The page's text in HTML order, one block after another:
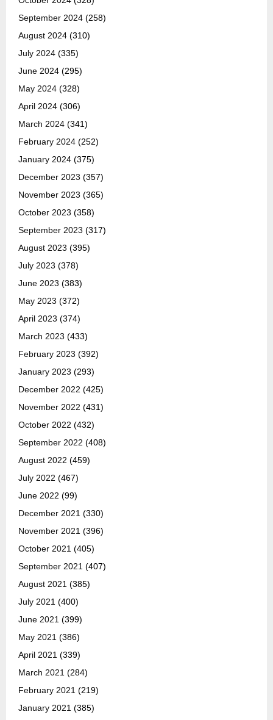
September 2024 (258)
August 2024 (310)
July 2024 (335)
June 2024 (295)
May 2024 (328)
April 2024 (306)
March 2024 (341)
February 2024 (252)
January 2024 (375)
December 2023 (357)
November 2023 (365)
October 2023 (358)
September 2023 (317)
August 2023 (395)
July 2023 (378)
June 2023 (383)
May 2023 (372)
April 2023 (374)
March 2023 (433)
February 2023 (392)
January 2023 (293)
December 2022 (425)
November 2022 (431)
October 2022 (432)
September 2022 (408)
August 2022 (459)
July 2022 (467)
June 2022 (99)
December 2021 (330)
November 2021 (396)
October 2021 (405)
September 2021 (407)
August 2021 (385)
July 2021 (400)
June 2021 (399)
May 2021 (386)
April 2021 (339)
March 2021 (284)
February 2021 (219)
January 2021 (385)